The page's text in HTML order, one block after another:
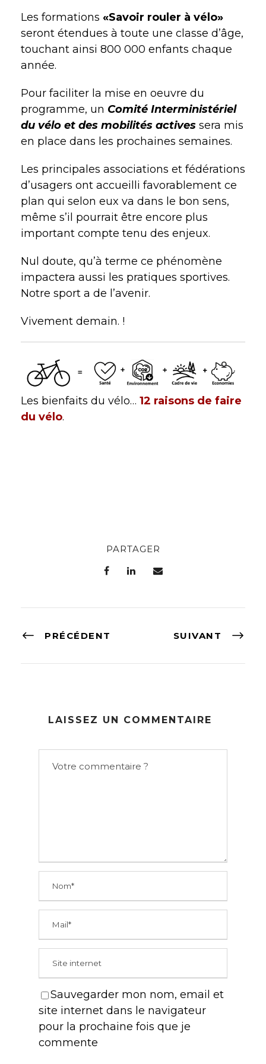
Les formations «Savoir rouler à vélo»
seront étendues à toute une classe d’âge,
touchant ainsi 800 000 enfants chaque
année.
Pour faciliter la mise en oeuvre du
programme, un Comité Interministériel
du vélo et des mobilités actives sera mis
en place dans les prochaines semaines.
Les principales associations et fédérations
d’usagers ont accueilli favorablement ce
plan qui selon eux va dans le bon sens,
même s’il pourrait être encore plus
important compte tenu des enjeux.
Nul doute, qu’à terme ce phénomène
impactera aussi les pratiques sportives.
Notre sport a de l’avenir.
Vivement demain. !
Les bienfaits du vélo… 12 raisons de faire
du vélo.
PARTAGER
PRÉCÉDENT SUIVANT
LAISSEZ UN COMMENTAIRE
Sauvegarder mon nom, email et
site internet dans le navigateur
pour la prochaine fois que je
commente